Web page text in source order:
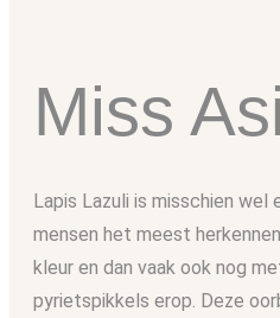
Miss
Lapis Lazuli is misschien wel
mensen het meest
kleur en dan vaak ook nog
pyrietspikkels erop. Deze